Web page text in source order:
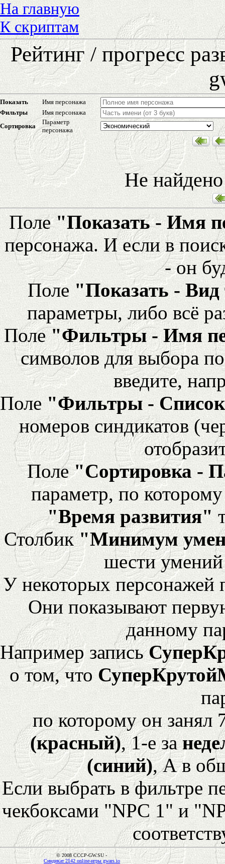
На главную
К скриптам
Рейтинг / прогресс
Показать
Имя персонажа
Фильтры
Имя персонажа
Сортировка
Параметр
персонажа
Не
Поле"Показать - Имя
персонажа. И если в
- он
Поле "Показать -
параметры, либо всё
Поле"Фильтры - Имя
символов для выбора
введите,
Поле "Фильтры -
номеров синдикатов
Поле"Сортировка -
параметр, по
"Время развития"
Столбик"Минимум
шести
У некоторых персонажей
Они показывают
данному
Например запись
о том, что
по которому он
(красный), 1-е за
(синий), А в
Если выбрать в фильтре
чекбоксами "NPC 1" и
© 2008 CCCP-GW.SU -
Синдикат 2142 online-игры gwars.io